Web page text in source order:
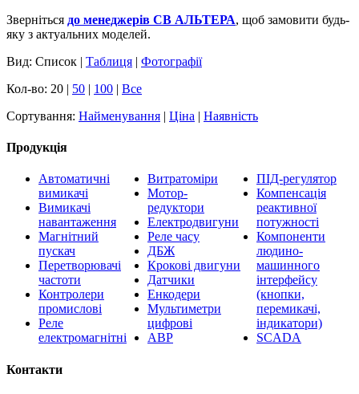
Зверніться до менеджерів СВ АЛЬТЕРА, щоб замовити будь-
яку з актуальних моделей.
Вид: Список | Таблиця | Фотографії
Кол-во: 20 | 50 | 100 | Все
Сортування: Найменування | Ціна | Наявність
Продукція
Автоматичні
вимикачі
Вимикачі
навантаження
Магнітний
пускач
Перетворювачі
частоти
Контролери
промислові
Реле
електромагнітні
Витратоміри
Мотор-
редуктори
Електродвигуни
Реле часу
ДБЖ
Крокові двигуни
Датчики
Енкодери
Мультиметри
цифрові
АВР
ПІД-регулятор
Компенсація
реактивної
потужності
Компоненти
людино-
машинного
інтерфейсу
(кнопки,
перемикачі,
індикатори)
SCADA
Контакти